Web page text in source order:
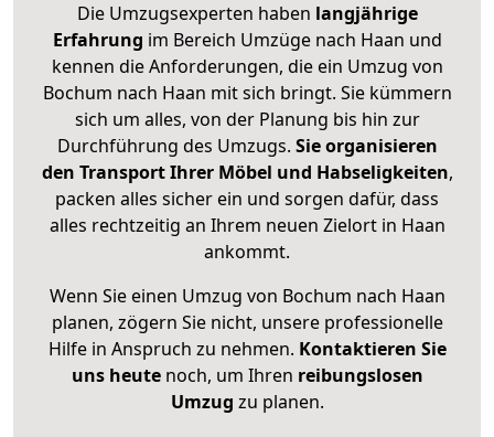
Die Umzugsexperten haben langjährige
Erfahrung im Bereich Umzüge nach Haan und
kennen die Anforderungen, die ein Umzug von
Bochum nach Haan mit sich bringt. Sie kümmern
sich um alles, von der Planung bis hin zur
Durchführung des Umzugs. Sie organisieren
den Transport Ihrer Möbel und Habseligkeiten,
packen alles sicher ein und sorgen dafür, dass
alles rechtzeitig an Ihrem neuen Zielort in Haan
ankommt.
Wenn Sie einen Umzug von Bochum nach Haan
planen, zögern Sie nicht, unsere professionelle
Hilfe in Anspruch zu nehmen. Kontaktieren Sie
uns heutenoch, um Ihren reibungslosen
Umzug zu planen.